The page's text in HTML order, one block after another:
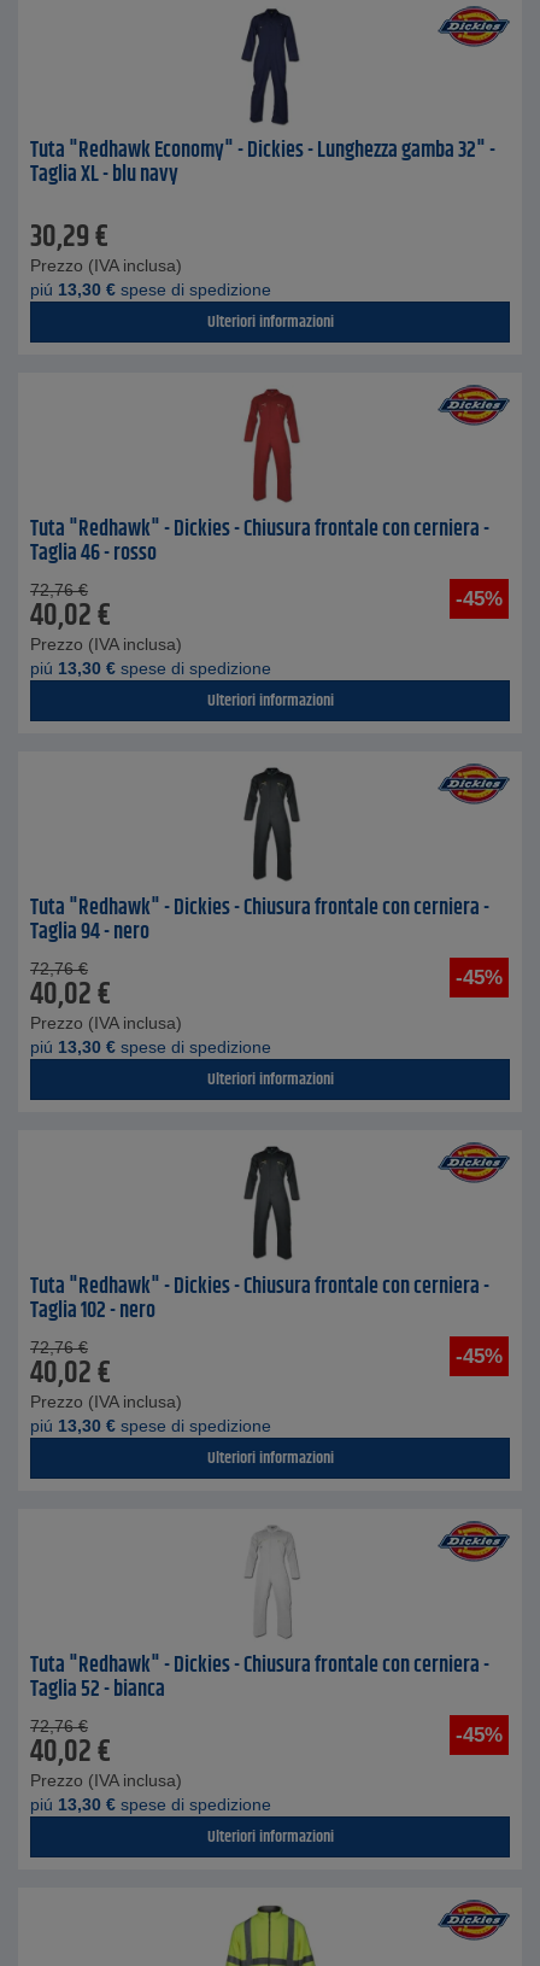
Tuta "Redhawk Economy" - Dickies - Lunghezza gamba 32" -
Taglia XL - blu navy
30,29€
Prezzo (IVA inclusa)
piú 13,30 € spese di spedizione
Ulteriori informazioni
Tuta "Redhawk" - Dickies - Chiusura frontale con cerniera -
Taglia 46 - rosso
-45%
72,76 €
40,02€
Prezzo (IVA inclusa)
piú 13,30 € spese di spedizione
Ulteriori informazioni
Tuta "Redhawk" - Dickies - Chiusura frontale con cerniera -
Taglia 94 - nero
-45%
72,76 €
40,02€
Prezzo (IVA inclusa)
piú 13,30 € spese di spedizione
Ulteriori informazioni
Tuta "Redhawk" - Dickies - Chiusura frontale con cerniera -
Taglia 102 - nero
-45%
72,76 €
40,02€
Prezzo (IVA inclusa)
piú 13,30 € spese di spedizione
Ulteriori informazioni
Tuta "Redhawk" - Dickies - Chiusura frontale con cerniera -
Taglia 52 - bianca
-45%
72,76 €
40,02€
Prezzo (IVA inclusa)
piú 13,30 € spese di spedizione
Ulteriori informazioni